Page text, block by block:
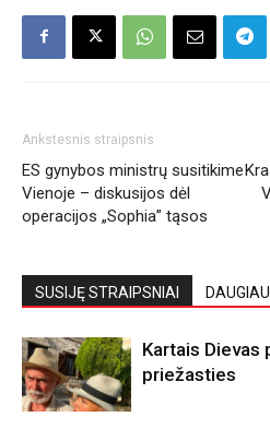
Ankstesnis straipsnis
ES gynybos ministrų susitikime
Vienoje – diskusijos dėl
operacijos „Sophia” tąsos
SUSIJĘ STRAIPSNIAI
Kartais Dievas
priežasties